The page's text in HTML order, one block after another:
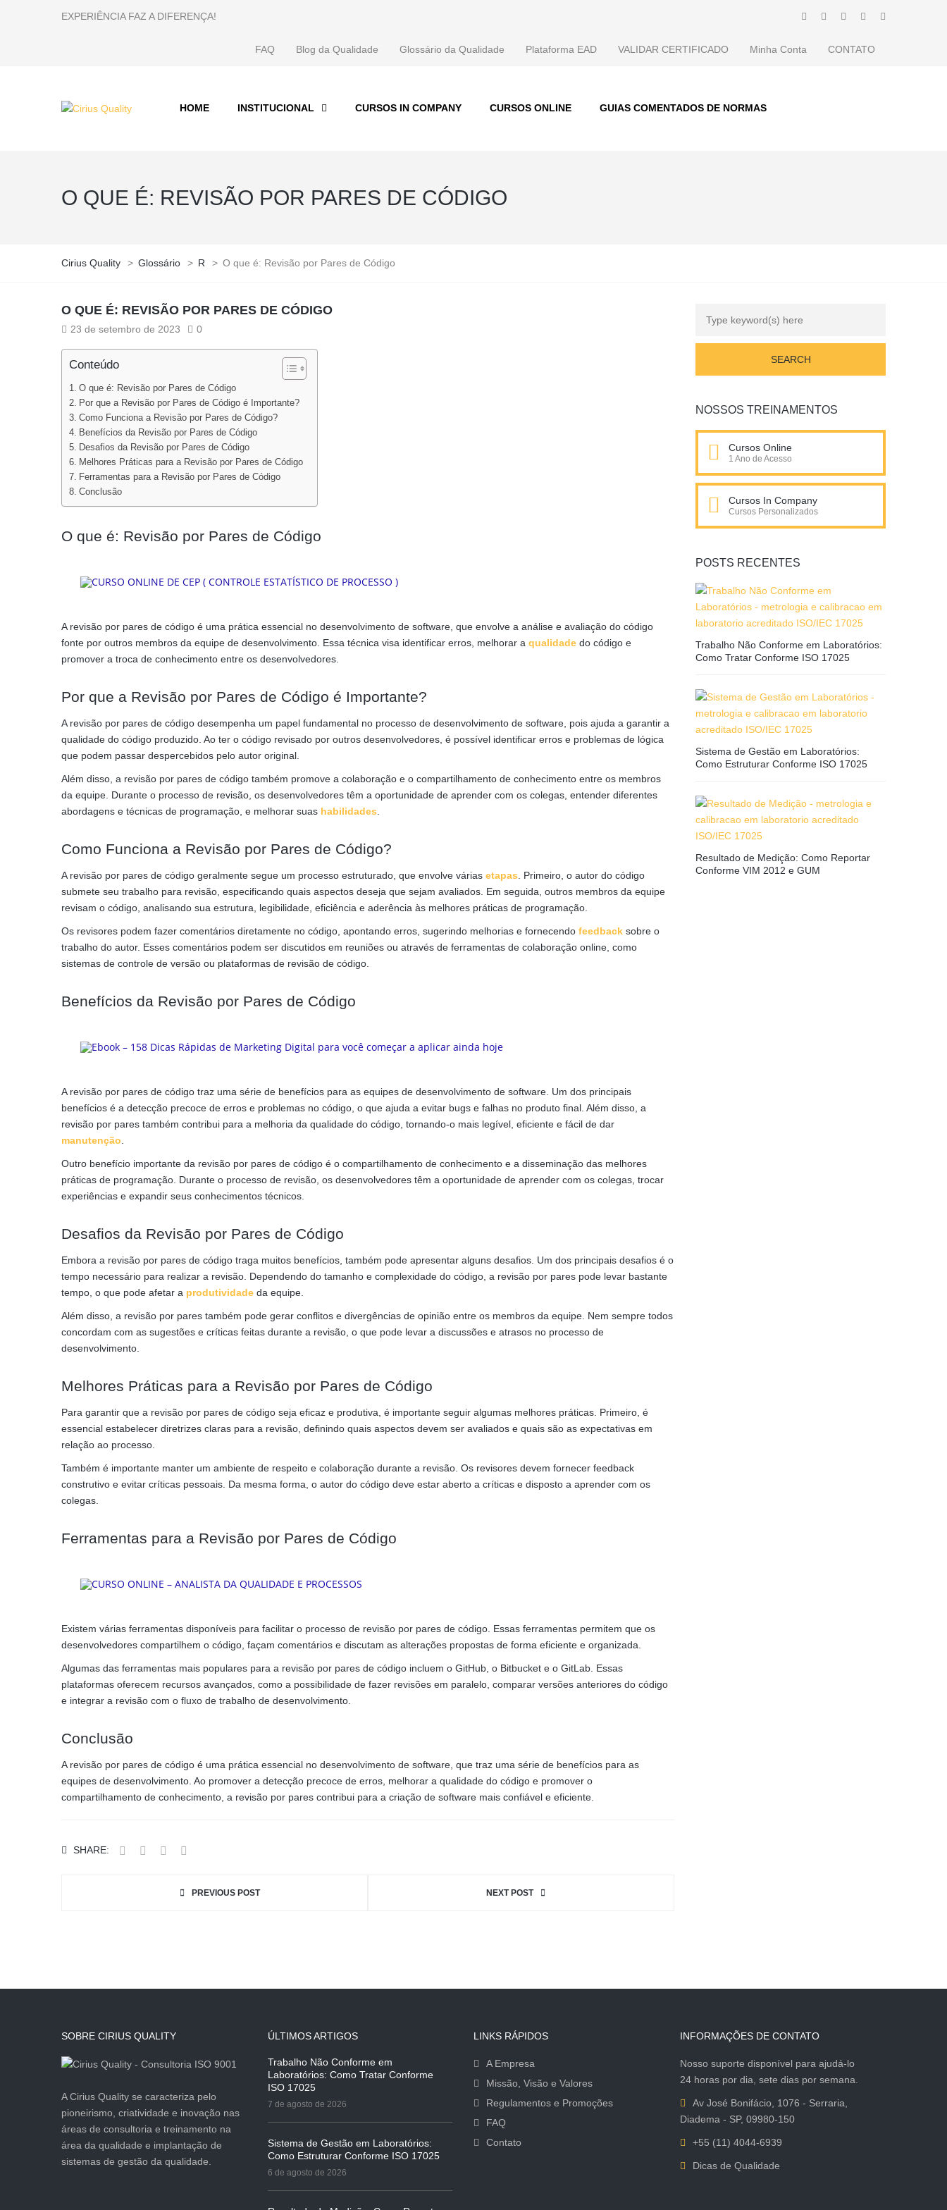
EXPERIÊNCIA FAZ A DIFERENÇA!
FAQ Blog da Qualidade Glossário da Qualidade Plataforma EAD VALIDAR CERTIFICADO Minha Conta CONTATO
HOME INSTITUCIONAL CURSOS IN COMPANY CURSOS ONLINE GUIAS COMENTADOS DE NORMAS
O QUE É: REVISÃO POR PARES DE CÓDIGO
Cirius Quality > Glossário > R > O que é: Revisão por Pares de Código
O QUE É: REVISÃO POR PARES DE CÓDIGO
23 de setembro de 2023 0
Conteúdo
O que é: Revisão por Pares de Código
Por que a Revisão por Pares de Código é Importante?
Como Funciona a Revisão por Pares de Código?
Benefícios da Revisão por Pares de Código
Desafios da Revisão por Pares de Código
Melhores Práticas para a Revisão por Pares de Código
Ferramentas para a Revisão por Pares de Código
Conclusão
O que é: Revisão por Pares de Código
A revisão por pares de código é uma prática essencial no desenvolvimento de software, que envolve a análise e avaliação do código
fonte por outros membros da equipe de desenvolvimento. Essa técnica visa identificar erros, melhorar a qualidade do código e
promover a troca de conhecimento entre os desenvolvedores.
Por que a Revisão por Pares de Código é Importante?
A revisão por pares de código desempenha um papel fundamental no processo de desenvolvimento de software, pois ajuda a garantir a
qualidade do código produzido. Ao ter o código revisado por outros desenvolvedores, é possível identificar erros e problemas de lógica
que podem passar despercebidos pelo autor original.
Além disso, a revisão por pares de código também promove a colaboração e o compartilhamento de conhecimento entre os membros
da equipe. Durante o processo de revisão, os desenvolvedores têm a oportunidade de aprender com os colegas, entender diferentes
abordagens e técnicas de programação, e melhorar suas habilidades
Como Funciona a Revisão por Pares de Código?
A revisão por pares de código geralmente segue um processo estruturado, que envolve várias etapas . Primeiro, o autor do código
submete seu trabalho para revisão, especificando quais aspectos deseja que sejam avaliados. Em seguida, outros membros da equipe
revisam o código, analisando sua estrutura, legibilidade, eficiência e aderência às melhores práticas de programação.
Os revisores podem fazer comentários diretamente no código, apontando erros, sugerindo melhorias e fornecendo feedback sobre o
trabalho do autor. Esses comentários podem ser discutidos em reuniões ou através de ferramentas de colaboração online, como
sistemas de controle de versão ou plataformas de revisão de código.
Benefícios da Revisão por Pares de Código
A revisão por pares de código traz uma série de benefícios para as equipes de desenvolvimento de software. Um dos principais
benefícios é a detecção precoce de erros e problemas no código, o que ajuda a evitar bugs e falhas no produto final. Além disso, a
revisão por pares também contribui para a melhoria da qualidade do código, tornando-o mais legível, eficiente e fácil de dar
manutenção
Outro benefício importante da revisão por pares de código é o compartilhamento de conhecimento e a disseminação das melhores
práticas de programação. Durante o processo de revisão, os desenvolvedores têm a oportunidade de aprender com os colegas, trocar
experiências e expandir seus conhecimentos técnicos.
Desafios da Revisão por Pares de Código
Embora a revisão por pares de código traga muitos benefícios, também pode apresentar alguns desafios. Um dos principais desafios é o
tempo necessário para realizar a revisão. Dependendo do tamanho e complexidade do código, a revisão por pares pode levar bastante
tempo, o que pode afetar a produtividade da equipe.
Além disso, a revisão por pares também pode gerar conflitos e divergências de opinião entre os membros da equipe. Nem sempre todos
concordam com as sugestões e críticas feitas durante a revisão, o que pode levar a discussões e atrasos no processo de
desenvolvimento.
Melhores Práticas para a Revisão por Pares de Código
Para garantir que a revisão por pares de código seja eficaz e produtiva, é importante seguir algumas melhores práticas. Primeiro, é
essencial estabelecer diretrizes claras para a revisão, definindo quais aspectos devem ser avaliados e quais são as expectativas em
relação ao processo.
Também é importante manter um ambiente de respeito e colaboração durante a revisão. Os revisores devem fornecer feedback
construtivo e evitar críticas pessoais. Da mesma forma, o autor do código deve estar aberto a críticas e disposto a aprender com os
colegas.
Ferramentas para a Revisão por Pares de Código
Existem várias ferramentas disponíveis para facilitar o processo de revisão por pares de código. Essas ferramentas permitem que os
desenvolvedores compartilhem o código, façam comentários e discutam as alterações propostas de forma eficiente e organizada.
Algumas das ferramentas mais populares para a revisão por pares de código incluem o GitHub, o Bitbucket e o GitLab. Essas
plataformas oferecem recursos avançados, como a possibilidade de fazer revisões em paralelo, comparar versões anteriores do código
e integrar a revisão com o fluxo de trabalho de desenvolvimento.
Conclusão
A revisão por pares de código é uma prática essencial no desenvolvimento de software, que traz uma série de benefícios para as
equipes de desenvolvimento. Ao promover a detecção precoce de erros, melhorar a qualidade do código e promover o
compartilhamento de conhecimento, a revisão por pares contribui para a criação de software mais confiável e eficiente.
SHARE:
PREVIOUS POST NEXT POST
NOSSOS TREINAMENTOS
Cursos Online
1 Ano de Acesso
Cursos In Company
Cursos Personalizados
POSTS RECENTES
Trabalho Não Conforme em Laboratórios:
Como Tratar Conforme ISO 17025
Sistema de Gestão em Laboratórios:
Como Estruturar Conforme ISO 17025
Resultado de Medição: Como Reportar
Conforme VIM 2012 e GUM
SOBRE CIRIUS QUALITY
A Cirius Quality se caracteriza pelo
pioneirismo, criatividade e inovação nas
áreas de consultoria e treinamento na
área da qualidade e implantação de
sistemas de gestão da qualidade.
ÚLTIMOS ARTIGOS
Trabalho Não Conforme em
Laboratórios: Como Tratar Conforme
ISO 17025
7 de agosto de 2026
Sistema de Gestão em Laboratórios:
Como Estruturar Conforme ISO 17025
6 de agosto de 2026
LINKS RÁPIDOS
A Empresa
Missão, Visão e Valores
Regulamentos e Promoções
FAQ
Contato
INFORMAÇÕES DE CONTATO
Nosso suporte disponível para ajudá-lo
24 horas por dia, sete dias por semana.
Av José Bonifácio, 1076 - Serraria,
Diadema - SP, 09980-150
+55 (11) 4044-6939
Dicas de Qualidade